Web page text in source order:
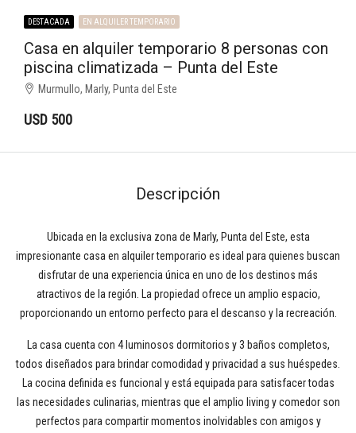
DESTACADA EN ALQUILER TEMPORARIO
Casa en alquiler temporario 8 personas con
piscina climatizada – Punta del Este
Murmullo, Marly, Punta del Este
USD 500
Descripción
Ubicada en la exclusiva zona de Marly, Punta del Este, esta
impresionante casa en alquiler temporario es ideal para quienes buscan
disfrutar de una experiencia única en uno de los destinos más
atractivos de la región. La propiedad ofrece un amplio espacio,
proporcionando un entorno perfecto para el descanso y la recreación.
La casa cuenta con 4 luminosos dormitorios y 3 baños completos,
todos diseñados para brindar comodidad y privacidad a sus huéspedes.
La cocina definida es funcional y está equipada para satisfacer todas
las necesidades culinarias, mientras que el amplio living y comedor son
perfectos para compartir momentos inolvidables con amigos y